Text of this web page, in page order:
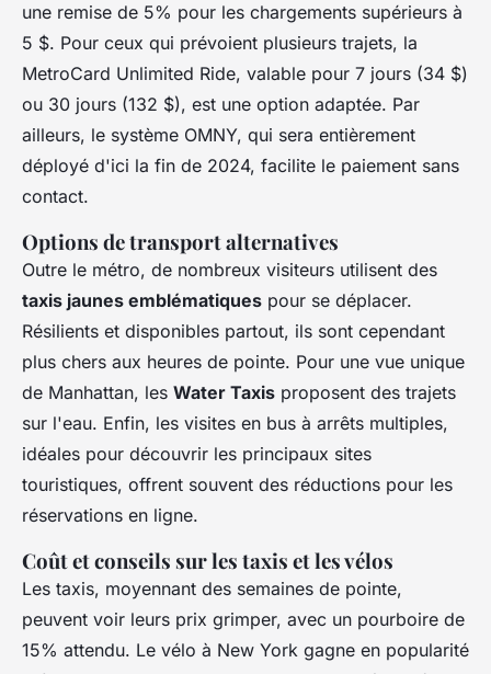
une remise de 5% pour les chargements supérieurs à
5 $. Pour ceux qui prévoient plusieurs trajets, la
MetroCard Unlimited Ride, valable pour 7 jours (34 $)
ou 30 jours (132 $), est une option adaptée. Par
ailleurs, le système OMNY, qui sera entièrement
déployé d'ici la fin de 2024, facilite le paiement sans
contact.
Options de transport alternatives
Outre le métro, de nombreux visiteurs utilisent des
taxis jaunes emblématiques pour se déplacer.
Résilients et disponibles partout, ils sont cependant
plus chers aux heures de pointe. Pour une vue unique
de Manhattan, les Water Taxis proposent des trajets
sur l'eau. Enfin, les visites en bus à arrêts multiples,
idéales pour découvrir les principaux sites
touristiques, offrent souvent des réductions pour les
réservations en ligne.
Coût et conseils sur les taxis et les vélos
Les taxis, moyennant des semaines de pointe,
peuvent voir leurs prix grimper, avec un pourboire de
15% attendu. Le vélo à New York gagne en popularité